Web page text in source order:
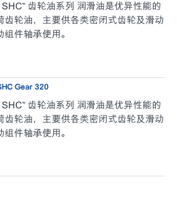
齿轮油系列 润滑油是优异性能的
齿轮油，主要供各类密闭式齿轮及滑动
组件轴承使用。
Gear 320
齿轮油系列 润滑油是优异性能的
齿轮油，主要供各类密闭式齿轮及滑动
组件轴承使用。